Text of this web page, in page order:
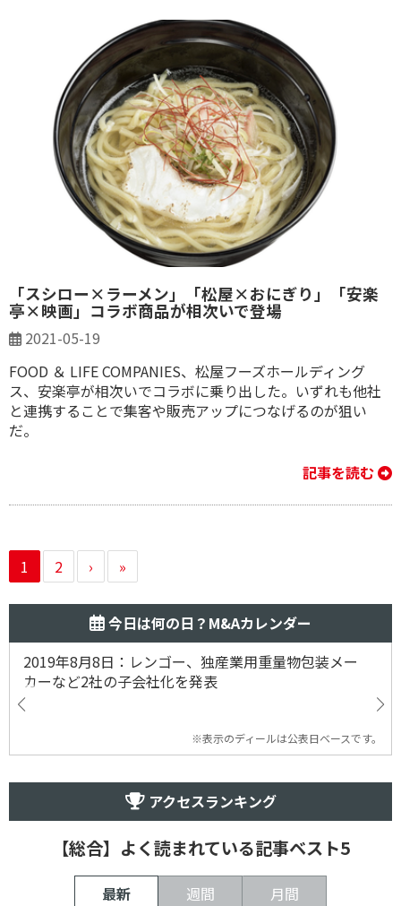
「スシロー×ラーメン」「松屋×おにぎり」「安楽
亭×映画」コラボ商品が相次いで登場
2021-05-19
FOOD ＆ LIFE COMPANIES、松屋フーズホールディング
ス、安楽亭が相次いでコラボに乗り出した。いずれも他社
と連携することで集客や販売アップにつなげるのが狙い
だ。
記事を読む
1 2 › »
今日は何の日？M&Aカレンダー
2019年8月8日：レンゴー、独産業用重量物包装メー
カーなど2社の子会社化を発表
※表示のディールは公表日ベースです。
アクセスランキング
【総合】よく読まれている記事ベスト5
最新 週間 月間